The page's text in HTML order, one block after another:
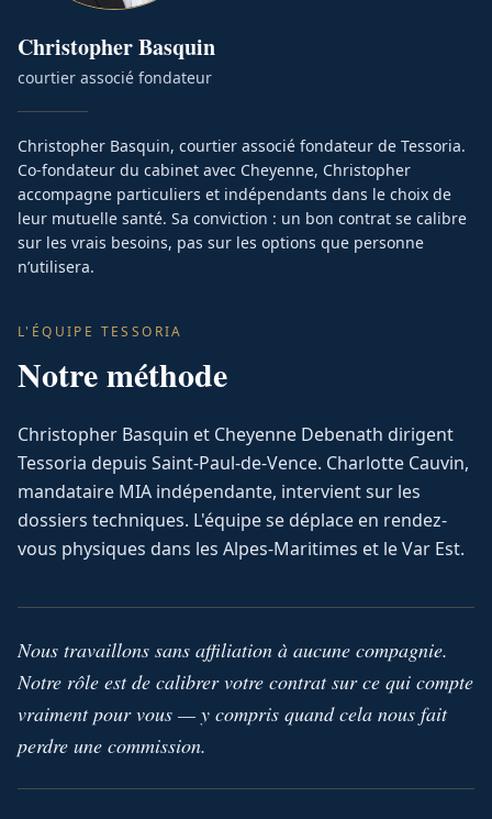
ChristopherBasquin
courtier associé fondateur
Christopher Basquin, courtier associé fondateur de Tessoria.
Co-fondateur du cabinet avec Cheyenne, Christopher
accompagne particuliers et indépendants dans le choix de
leur mutuelle santé. Sa conviction : un bon contrat se calibre
sur les vrais besoins, pas sur les options que personne
n’utilisera.
L'ÉQUIPE TESSORIA
Notre méthode
Christopher Basquin et Cheyenne Debenath dirigent
Tessoria depuis Saint-Paul-de-Vence. Charlotte Cauvin,
mandataire MIA indépendante, intervient sur les
dossiers techniques. L'équipe se déplace en rendez-
vous physiques dans les Alpes-Maritimes et le Var Est.
Nous travaillons sans affiliation à aucune compagnie.
Notre rôle est de calibrer votre contrat sur ce qui compte
vraiment pour vous — y compris quand cela nous fait
perdre une commission.